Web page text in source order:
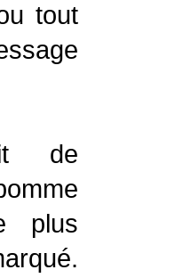
tout
de
plus